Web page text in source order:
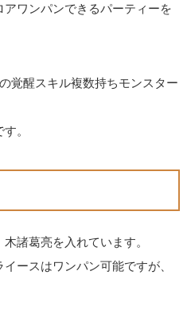
ワンパンできるパーティーを
覚醒スキル複数持ちモンスター
。
諸葛亮を入れています。
ースはワンパン可能ですが、